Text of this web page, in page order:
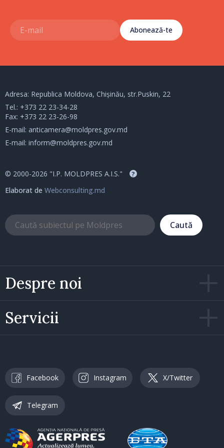
Abonează-te
Despre noi
Servicii
Adresa: Republica Moldova, Chișinău, str.Puskin, 22
Tel.: +373 22 23-34-28
Fax: +373 22 23-26-98
E-mail: anticamera@moldpres.gov.md
E-mail: inform@moldpres.gov.md
© 2000-2026 "I.P. MOLDPRES A.I.S." ?
Elaborat de Webconsulting.md
Caută
Facebook Instagram X/Twitter
Telegram